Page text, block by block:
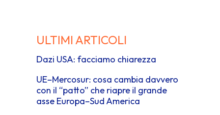
ULTIMI ARTICOLI
Dazi USA: facciamo chiarezza
UE–Mercosur: cosa cambia davvero
con il “patto” che riapre il grande
asse Europa–Sud America